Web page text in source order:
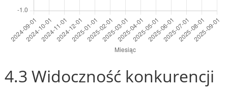
4.3 Widoczność konkurencji